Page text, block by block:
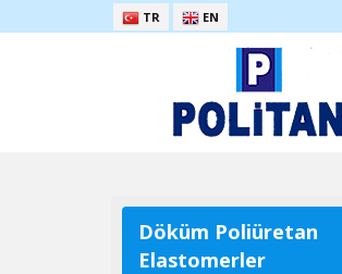
TR EN
Döküm Poliüretan
Elastomerler